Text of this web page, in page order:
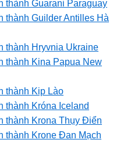
thành Guarani Paraguay
thành Guilder Antilles Hà
thành Hryvnia Ukraine
thành Kina Papua New
thành Kip Lào
thành Króna Iceland
thành Krona Thụy Điển
thành Krone Đan Mạch